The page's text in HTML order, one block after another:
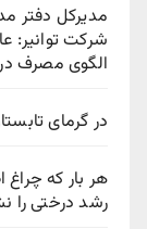
مدیرکل دفتر
شرکت توانیر:
الگوی مصرف
در گرمای
هر بار که
رشد درختی را